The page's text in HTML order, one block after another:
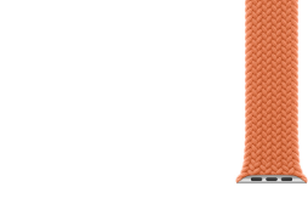
環 -
6 號
turmeric